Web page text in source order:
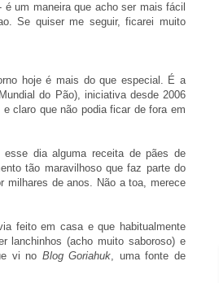
um maneira que acho ser mais fácil
Se quiser me seguir, ficarei muito
hoje é mais do que especial. É a
do Pão), iniciativa desde 2006
claro que não podia ficar de fora em
esse dia alguma receita de pães de
tão maravilhoso que faz parte do
milhares de anos. Não a toa, merece
feito em casa e que habitualmente
lanchinhos (acho muito saboroso) e
vi no Blog Goriahuk, uma fonte de